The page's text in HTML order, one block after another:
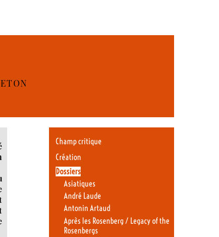
Champ critique
Création
Dossiers
Asiatiques
André Laude
Antonin Artaud
Après les Rosenberg / Legacy of the
Rosenbergs